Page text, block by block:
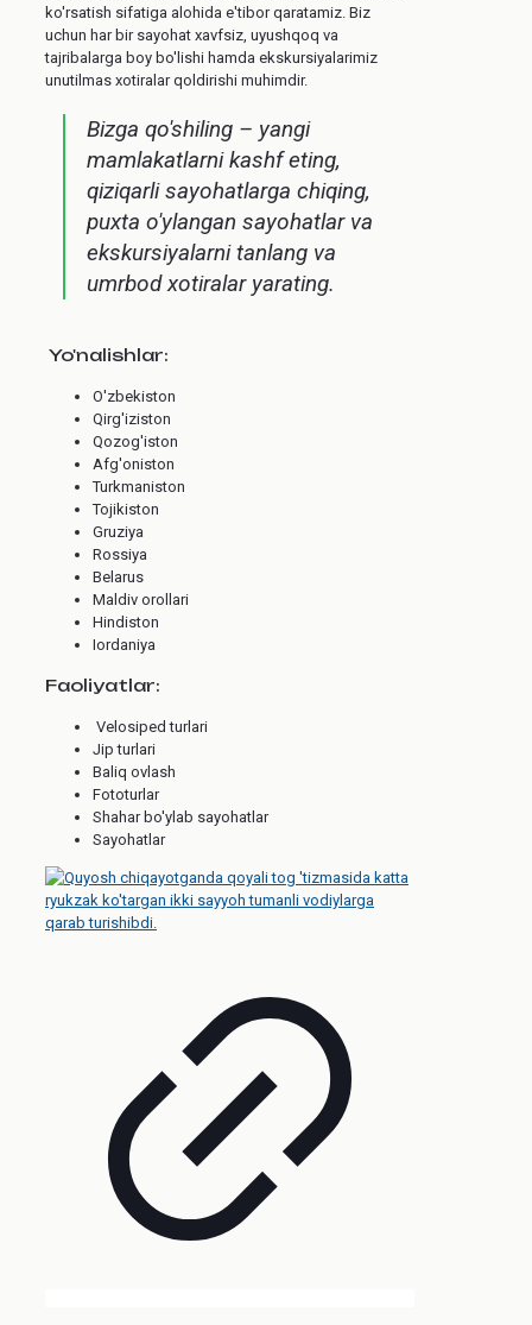
ko'rsatish sifatiga alohida e'tibor qaratamiz. Biz
uchun har bir sayohat xavfsiz, uyushqoq va
tajribalarga boy bo'lishi hamda ekskursiyalarimiz
unutilmas xotiralar qoldirishi muhimdir.
Bizga qo'shiling – yangi
mamlakatlarni kashf eting,
qiziqarli sayohatlarga chiqing,
puxta o'ylangan sayohatlar va
ekskursiyalarni tanlang va
umrbod xotiralar yarating.
Yo'nalishlar:
O'zbekiston
Qirg'iziston
Qozog'iston
Afg'oniston
Turkmaniston
Tojikiston
Gruziya
Rossiya
Belarus
Maldiv orollari
Hindiston
Iordaniya
Faoliyatlar:
Velosiped turlari
Jip turlari
Baliq ovlash
Fototurlar
Shahar bo'ylab sayohatlar
Sayohatlar